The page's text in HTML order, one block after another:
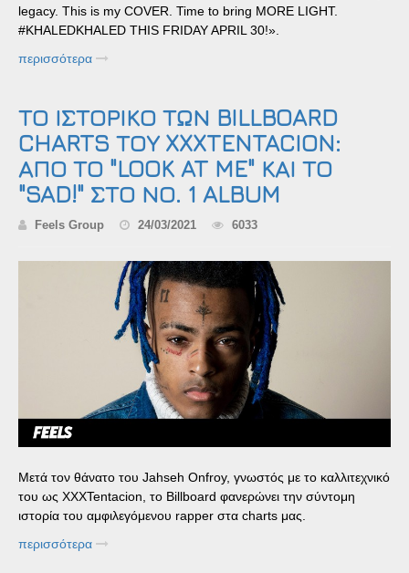
legacy. This is my COVER. Time to bring MORE LIGHT.
#KHALEDKHALED THIS FRIDAY APRIL 30!».
περισσότερα
ΤΟ ΙΣΤΟΡΙΚΟ ΤΩΝ BILLBOARD
CHARTS ΤΟΥ XXXTENTACION:
ΑΠΟ ΤΟ "LOOK AT ME" ΚΑΙ ΤΟ
"SAD!" ΣΤΟ ΝΟ. 1 ALBUM
Feels Group 24/03/2021 6033
Μετά τον θάνατο του Jahseh Onfroy, γνωστός με το καλλιτεχνικό
του ως XXXTentacion, το Billboard φανερώνει την σύντομη
ιστορία του αμφιλεγόμενου rapper στα charts μας.
περισσότερα